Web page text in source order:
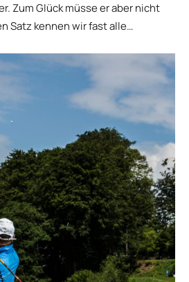
Zum Glück müsse er aber nicht
Satz kennen wir fast alle…